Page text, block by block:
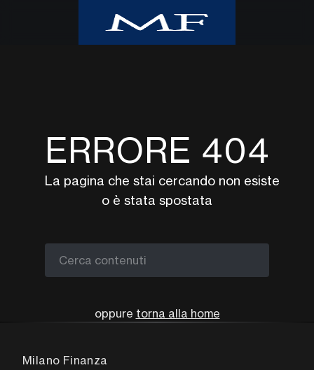
Milano Finanza
Eventi
UpTv
Video corsi
ERRORE 404
La pagina che stai cercando non esiste
o è stata spostata
Cerca contenuti
oppure torna alla home
Milano Finanza